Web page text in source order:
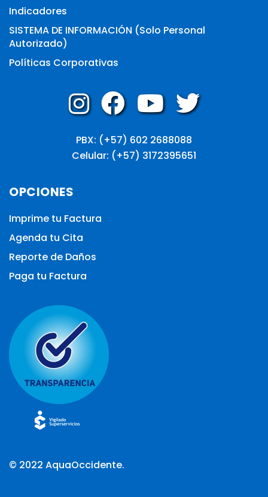
Indicadores
SISTEMA DE INFORMACIÓN (Solo Personal
Autorizado)
Políticas Corporativas
PBX: (+57) 602 2688088
Celular: (+57) 3172395651
OPCIONES
Imprime tu Factura
Agenda tu Cita
Reporte de Daños
Paga tu Factura
© 2022 AquaOccidente.